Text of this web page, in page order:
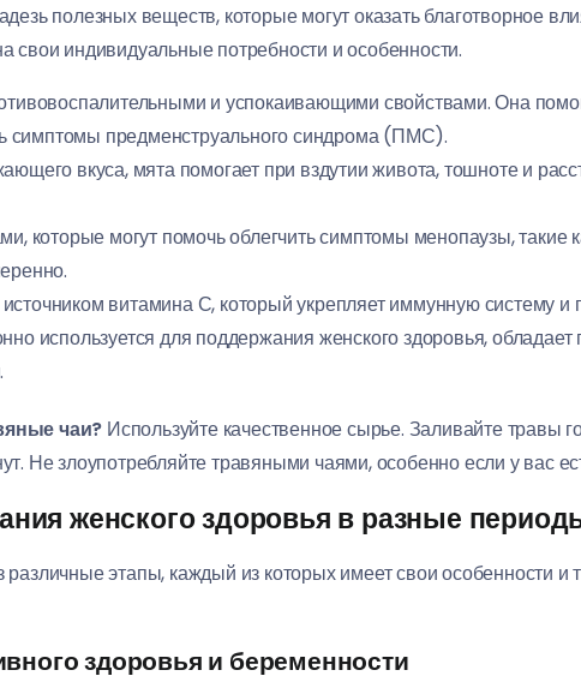
полезных веществ, которые могут оказать благотворное
свои индивидуальные потребности и особенности.
и успокаивающими свойствами. Она
симптомы предменструального синдрома (ПМС).
вкуса, мята помогает при вздутии живота, тошноте и
которые могут помочь облегчить симптомы менопаузы, такие
витамина С, который укрепляет иммунную систему и
используется для поддержания женского здоровья,
чаи? Используйте качественное сырье. Заливайте травы
Не злоупотребляйте травяными чаями, особенно если у вас
женского здоровья в разные
этапы, каждый из которых имеет свои особенности и
здоровья и беременности